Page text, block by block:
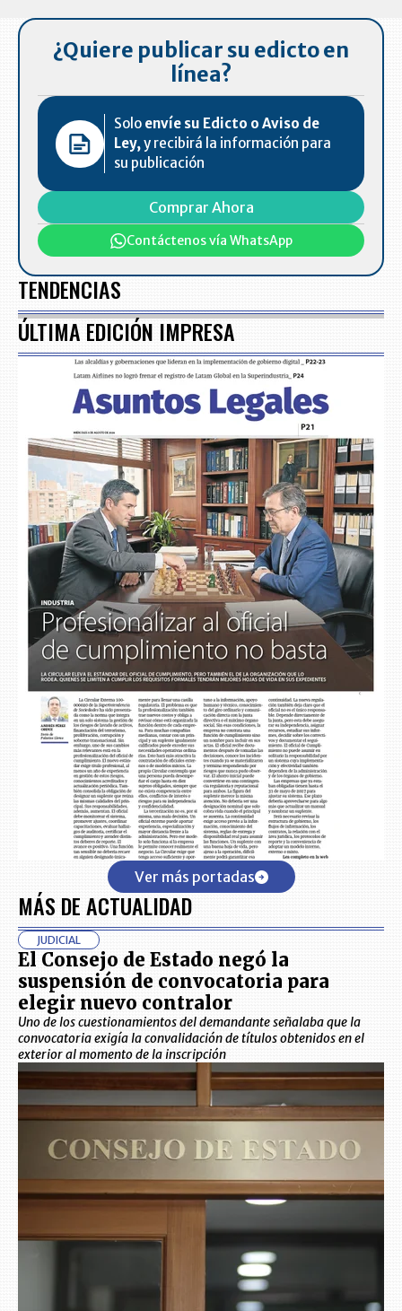
¿Quiere publicar su edicto en
línea?
Solo envíe su Edicto o Aviso de
Ley,y recibirá la información para
su publicación
Comprar Ahora
Contáctenos vía WhatsApp
TENDENCIAS
ÚLTIMA EDICIÓN IMPRESA
Ver más portadas
MÁS DE ACTUALIDAD
JUDICIAL
El Consejo de Estado negó la
suspensión de convocatoria para
elegir nuevo contralor
Uno de los cuestionamientos del demandante señalaba que la
convocatoria exigía la convalidación de títulos obtenidos en el
exterior al momento de la inscripción